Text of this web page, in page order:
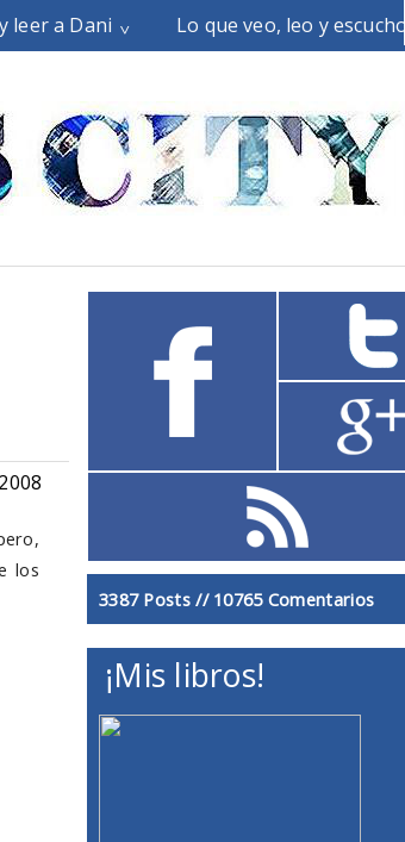
leer a Dani Lo que veo, leo y escucho
los
3387 Posts // 10765 Comentarios
¡Mis libros!